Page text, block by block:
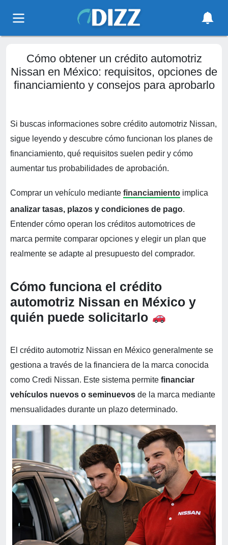
Cómo obtener un crédito automotriz
Nissan en México: requisitos, opciones de
financiamiento y consejos para aprobarlo
Si buscas informaciones sobre crédito automotriz Nissan,
sigue leyendo y descubre cómo funcionan los planes de
financiamiento, qué requisitos suelen pedir y cómo
aumentar tus probabilidades de aprobación.
Comprar un vehículo mediante financiamiento implica
analizar tasas, plazos y condiciones de pago.
Entender cómo operan los créditos automotrices de
marca permite comparar opciones y elegir un plan que
realmente se adapte al presupuesto del comprador.
Cómo funciona el crédito
automotriz Nissan en México y
quién puede solicitarlo
El crédito automotriz Nissan en México generalmente se
gestiona a través de la financiera de la marca conocida
como Credi Nissan. Este sistema permite financiar
vehículos nuevos o seminuevos de la marca mediante
mensualidades durante un plazo determinado.